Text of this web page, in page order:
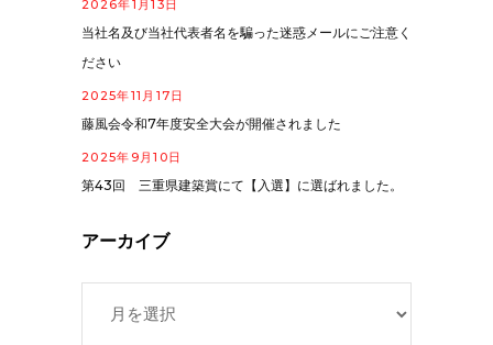
2026年1月13日
当社名及び当社代表者名を騙った迷惑メールにご注意く
ださい
2025年11月17日
藤風会令和7年度安全大会が開催されました
2025年9月10日
第43回 三重県建築賞にて【入選】に選ばれました。
アーカイブ
ア